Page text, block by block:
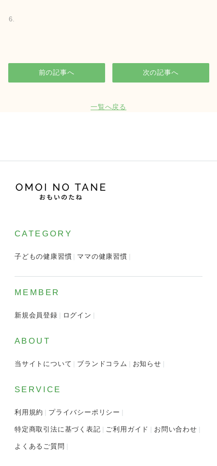
前の記事へ
一覧へ戻る
次の記事へ
CATEGORY
子どもの健康習慣 ママの健康習慣
MEMBER
新規会員登録 ログイン
ABOUT
当サイトについて ブランドコラム お知らせ
SERVICE
利用規約 プライバシーポリシー
特定商取引法に基づく表記 ご利用ガイド お問い合わせ
よくあるご質問